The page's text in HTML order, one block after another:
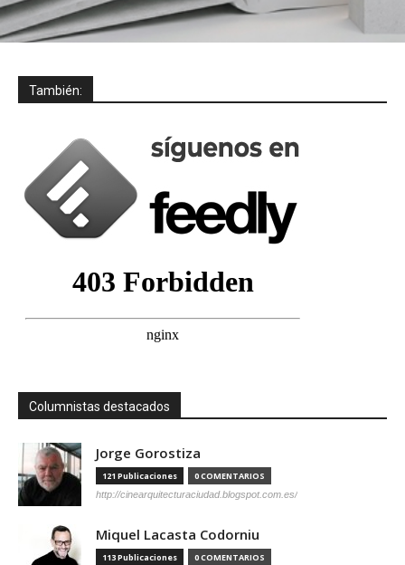
También:
Columnistas destacados
Jorge Gorostiza
121 Publicaciones 0 COMENTARIOS
http://cinearquitecturaciudad.blogspot.com.es/
Miquel Lacasta Codorniu
113 Publicaciones 0 COMENTARIOS